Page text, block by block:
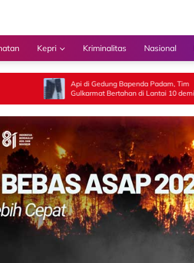
Kepri Kriminalitas Nasional
Api di Gedung Bapenda Padam, Tim
Gulkarmat Bertahan di Lantai 10 demi
Pastikan Tidak Ada Perambatan